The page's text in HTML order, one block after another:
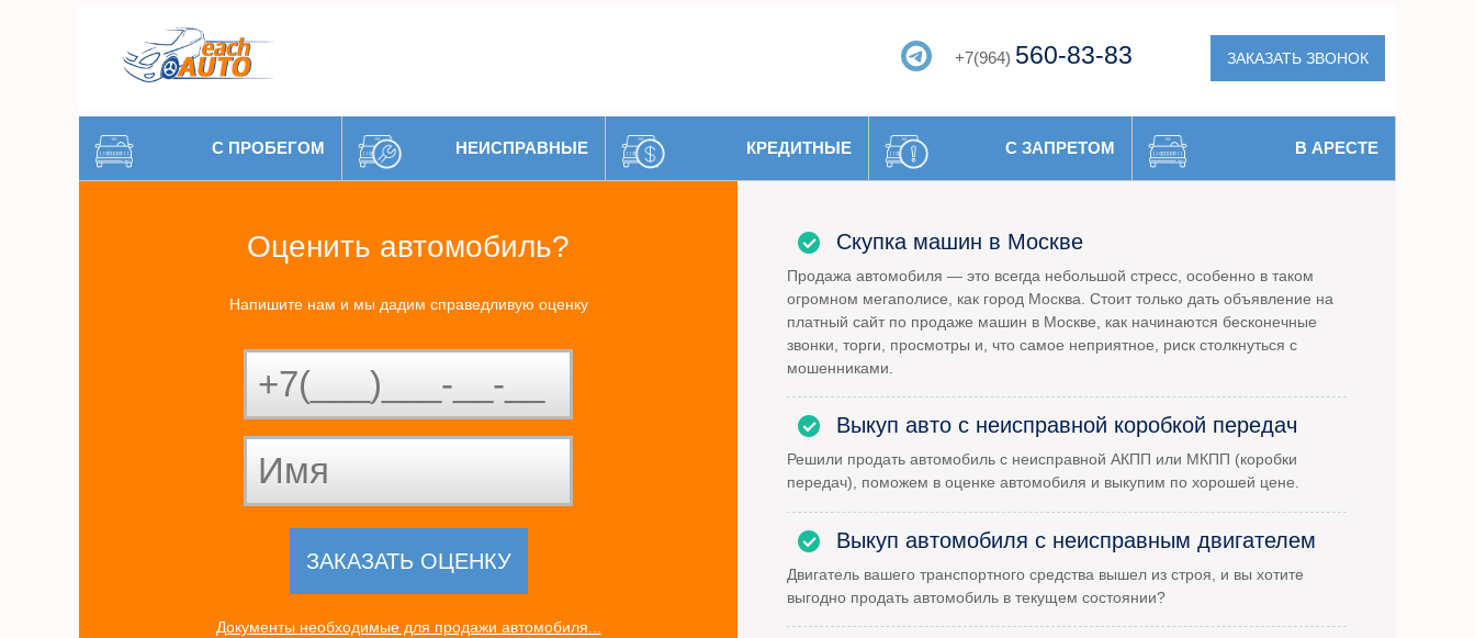
+7(964) 560-83-83 ЗАКАЗАТЬ ЗВОНОК
С ПРОБЕГОМ НЕИСПРАВНЫЕ КРЕДИТНЫЕ С ЗАПРЕТОМ В АРЕСТЕ
Оценить автомобиль?
Напишите нам и мы дадим справедливую оценку
Документы необходимые для продажи автомобиля...
Скупка машин в Москве
Продажа автомобиля — это всегда небольшой стресс, особенно в таком
огромном мегаполисе, как город Москва. Стоит только дать объявление на
платный сайт по продаже машин в Москве, как начинаются бесконечные
звонки, торги, просмотры и, что самое неприятное, риск столкнуться с
мошенниками.
Выкуп авто с неисправной коробкой передач
Решили продать автомобиль с неисправной АКПП или МКПП (коробки
передач), поможем в оценке автомобиля и выкупим по хорошей цене.
Выкуп автомобиля с неисправным двигателем
Двигатель вашего транспортного средства вышел из строя, и вы хотите
выгодно продать автомобиль в текущем состоянии?